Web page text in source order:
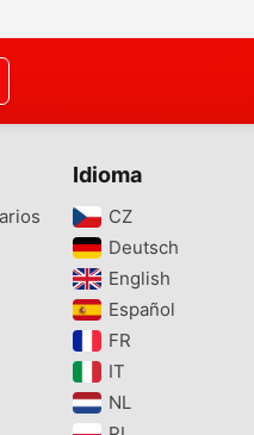
Idioma
CZ‎
Deutsch‎
English‎
Español‎
FR‎
IT‎
NL‎